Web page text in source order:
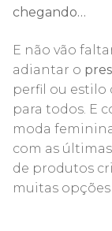
chegando…
E não vão
adiantar o
perfil ou estilo
para todos. E
moda
com as
de produtos
muitas